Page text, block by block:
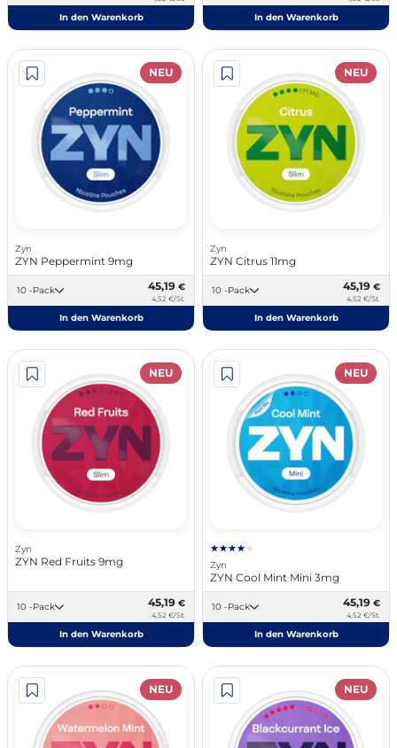
In den Warenkorb In den Warenkorb
NEU
Zyn
ZYN Peppermint 9mg
10 -Pack 45,19 €
4,52 €/St.
In den Warenkorb
NEU
Zyn
ZYN Citrus 11mg
10 -Pack 45,19 €
4,52 €/St.
In den Warenkorb
NEU
Zyn
ZYN Red Fruits 9mg
10 -Pack 45,19 €
4,52 €/St.
In den Warenkorb
NEU
Zyn
ZYN Cool Mint Mini 3mg
10 -Pack 45,19 €
4,52 €/St.
In den Warenkorb
NEU NEU